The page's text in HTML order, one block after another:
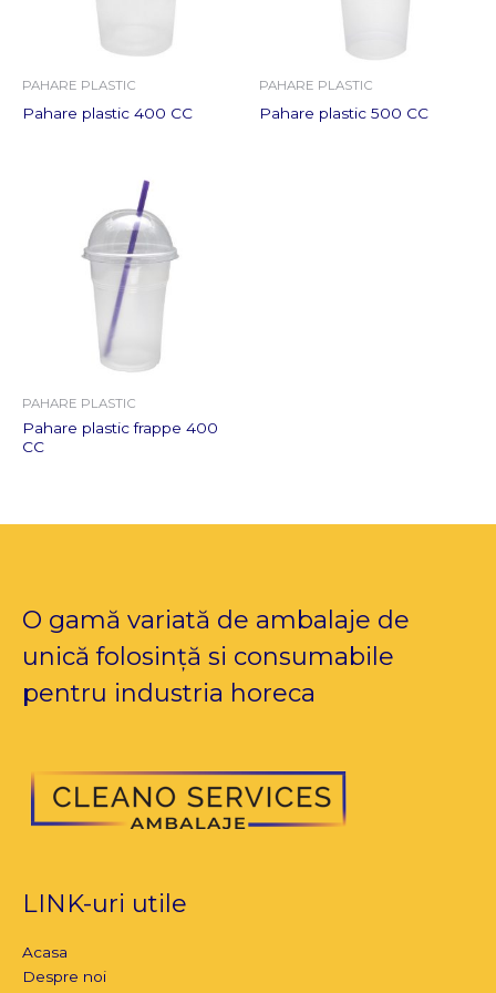
PAHARE PLASTIC
Pahare plastic 400 CC
PAHARE PLASTIC
Pahare plastic 500 CC
PAHARE PLASTIC
Pahare plastic frappe 400
CC
O gamă variată de ambalaje de
unică folosință si consumabile
pentru industria horeca
LINK-uri utile
Acasa
Despre noi